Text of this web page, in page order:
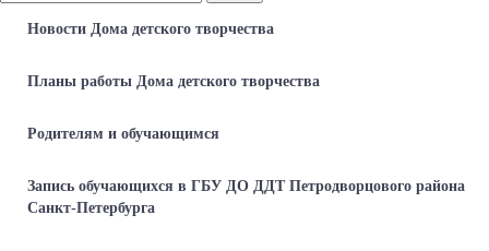
Новости Дома детского творчества
Планы работы Дома детского творчества
Родителям и обучающимся
Запись обучающихся в ГБУ ДО ДДТ Петродворцового района
Санкт-Петербурга